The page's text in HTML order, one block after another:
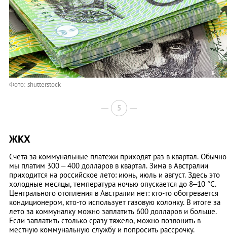
Фото: shutterstock
5
ЖКХ
Счета за коммунальные платежи приходят раз в квартал. Обычно
мы платим 300 – 400 долларов в квартал. Зима в Австралии
приходится на российское лето: июнь, июль и август. Здесь это
холодные месяцы, температура ночью опускается до 8–10 °C.
Центрального отопления в Австралии нет: кто-то обогревается
кондиционером, кто-то использует газовую колонку. В итоге за
лето за коммуналку можно заплатить 600 долларов и больше.
Если заплатить столько сразу тяжело, можно позвонить в
местную коммунальную службу и попросить рассрочку.